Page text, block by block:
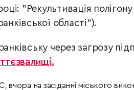
"Рекультивація
області").
через загрозу
вчора на засіданні міського